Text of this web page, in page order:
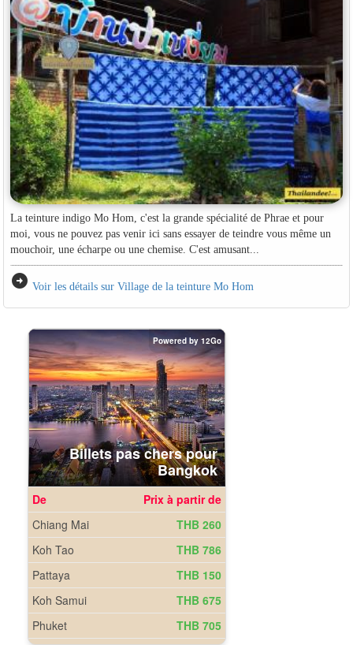
La teinture indigo Mo Hom, c'est la grande spécialité de Phrae et pour
moi, vous ne pouvez pas venir ici sans essayer de teindre vous même un
mouchoir, une écharpe ou une chemise. C'est amusant...
arrow_circle_right Voir les détails sur Village de la teinture Mo Hom